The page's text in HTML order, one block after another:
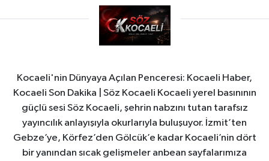
Kocaeli'nin Dünyaya Açılan Penceresi: Kocaeli Haber,
Kocaeli Son Dakika | Söz Kocaeli Kocaeli yerel basınının
güçlü sesi Söz Kocaeli, şehrin nabzını tutan tarafsız
yayıncılık anlayışıyla okurlarıyla buluşuyor. İzmit’ten
Gebze’ye, Körfez’den Gölcük’e kadar Kocaeli’nin dört
bir yanından sıcak gelişmeler anbean sayfalarımıza